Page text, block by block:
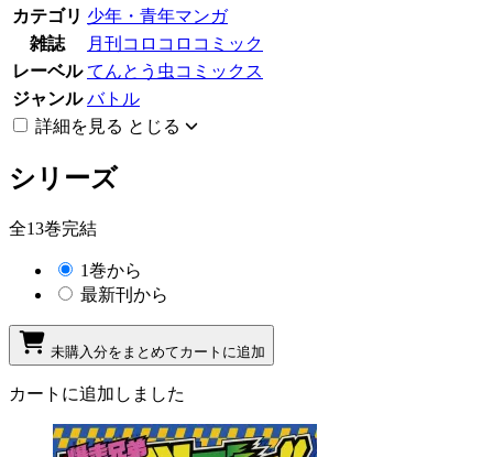
カテゴリ 少年・青年マンガ
雑誌
月刊コロコロコミック
レーベル てんとう虫コミックス
ジャンル バトル
詳細を見る とじる
シリーズ
全13巻完結
1巻から
最新刊から
未購入分をまとめてカートに追加
カートに追加しました